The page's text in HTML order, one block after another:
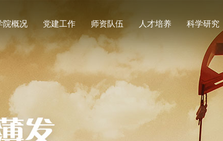
院概况 党建工作 师资队伍 人才培养 科学研究